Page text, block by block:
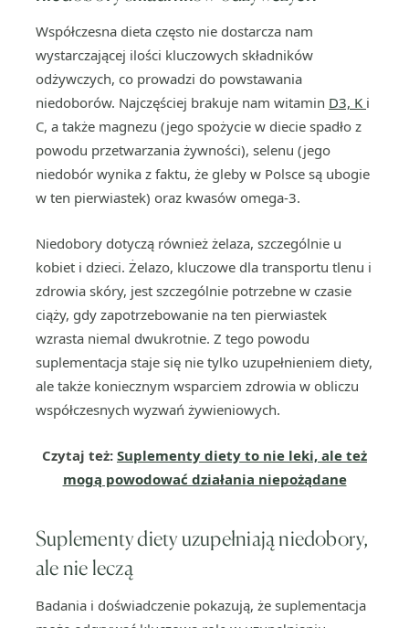
Współczesna dieta często nie dostarcza nam
wystarczającej ilości kluczowych składników
odżywczych, co prowadzi do powstawania
niedoborów. Najczęściej brakuje nam witamin D3, K i
C, a także magnezu (jego spożycie w diecie spadło z
powodu przetwarzania żywności), selenu (jego
niedobór wynika z faktu, że gleby w Polsce są ubogie
w ten pierwiastek) oraz kwasów omega-3.
Niedobory dotyczą również żelaza, szczególnie u
kobiet i dzieci. Żelazo, kluczowe dla transportu tlenu i
zdrowia skóry, jest szczególnie potrzebne w czasie
ciąży, gdy zapotrzebowanie na ten pierwiastek
wzrasta niemal dwukrotnie. Z tego powodu
suplementacja staje się nie tylko uzupełnieniem diety,
ale także koniecznym wsparciem zdrowia w obliczu
współczesnych wyzwań żywieniowych.
Czytaj też: Suplementy diety to nie leki, ale też
mogą powodować działania niepożądane
Suplementy diety uzupełniają niedobory,
ale nie leczą
Badania i doświadczenie pokazują, że suplementacja